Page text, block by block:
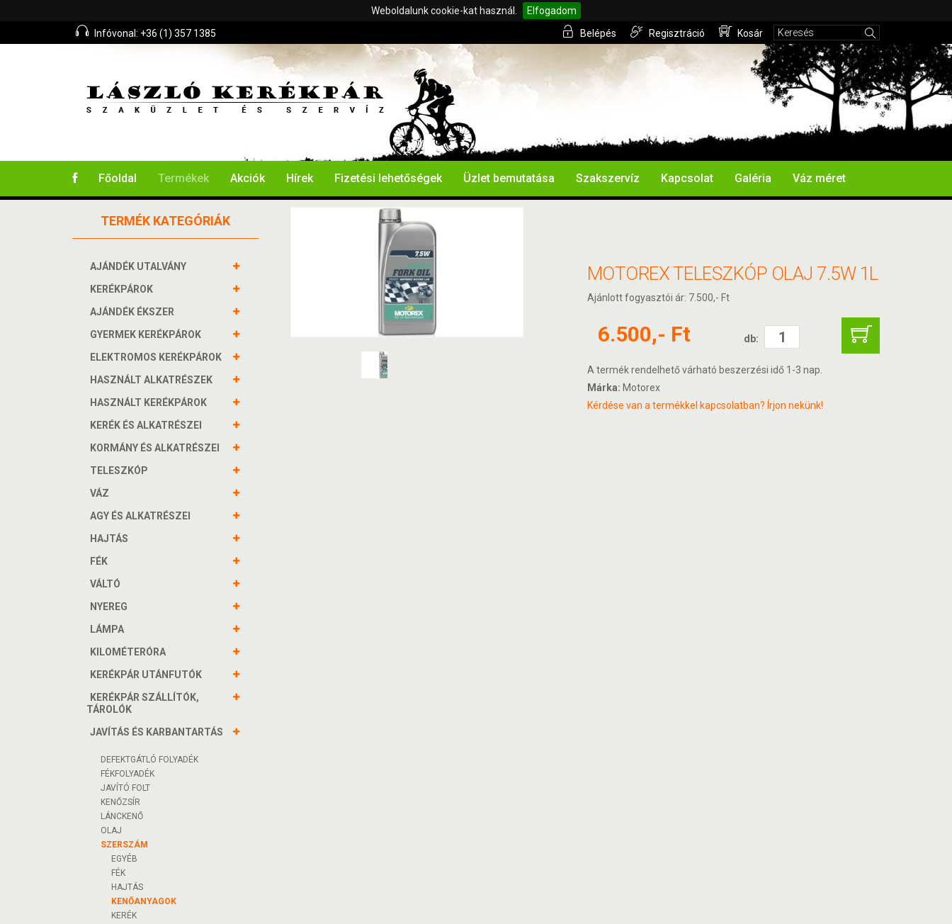
Weboldalunk cookie-kat használ.
Elfogadom
Infóvonal: +36 (1) 357 1385
Belépés Regisztráció Kosár
Főoldal Termékek Akciók Hírek Fizetési lehetőségek Üzlet bemutatása Szakszervíz Kapcsolat Galéria Váz méret
MOTOREX TELESZKÓP OLAJ 7.5W 1L
Ajánlott fogyasztói ár: 7.500,- Ft
6.500,- Ft db:
A termék rendelhető várható beszerzési idő 1-3 nap.
Márka: Motorex
Kérdése van a termékkel kapcsolatban? Írjon nekünk!
TERMÉK KATEGÓRIÁK
AJÁNDÉK UTALVÁNY
KERÉKPÁROK
AJÁNDÉK ÉKSZER
GYERMEK KERÉKPÁROK
ELEKTROMOS KERÉKPÁROK
HASZNÁLT ALKATRÉSZEK
HASZNÁLT KERÉKPÁROK
KERÉK ÉS ALKATRÉSZEI
KORMÁNY ÉS ALKATRÉSZEI
TELESZKÓP
VÁZ
AGY ÉS ALKATRÉSZEI
HAJTÁS
FÉK
VÁLTÓ
NYEREG
LÁMPA
KILOMÉTERÓRA
KERÉKPÁR UTÁNFUTÓK
KERÉKPÁR SZÁLLÍTÓK,
TÁROLÓK
JAVÍTÁS ÉS KARBANTARTÁS
DEFEKTGÁTLÓ FOLYADÉK
FÉKFOLYADÉK
JAVÍTÓ FOLT
KENŐZSÍR
LÁNCKENŐ
OLAJ
SZERSZÁM
EGYÉB
FÉK
HAJTÁS
KENŐANYAGOK
KERÉK